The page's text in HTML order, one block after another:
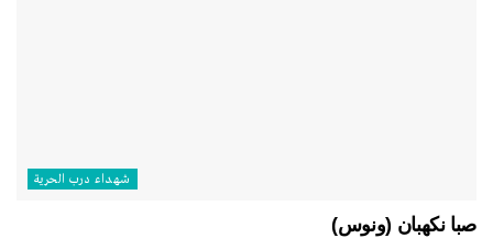
شهداء درب الحرية
صبا نكهبان (ونوس)